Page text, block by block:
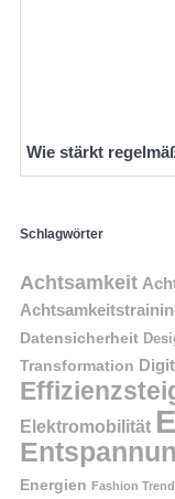
Wie stärkt
Schlagwörter
Achtsamkeit
Datensicherheit
Transformation
Elektromobilität
Energien Fashion